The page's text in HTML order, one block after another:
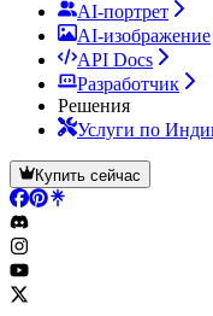
AI-портрет
AI-изображение
API Docs
Разработчик
Решения
Услуги по
Купить сейчас